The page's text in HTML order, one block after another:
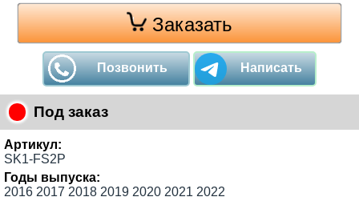
Заказать
Позвонить Написать
Под заказ
Артикул:
SK1-FS2P
Годы выпуска:
2016 2017 2018 2019 2020 2021 2022